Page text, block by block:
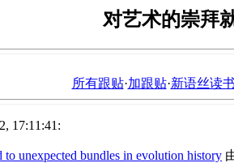
对艺术的崇拜
所有跟贴·加跟贴·新语丝读
17:11:41:
to unexpected bundles in evolution history